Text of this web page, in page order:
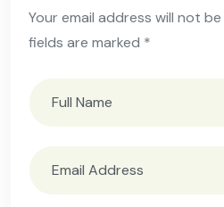
Your email address will not
fields are marked *